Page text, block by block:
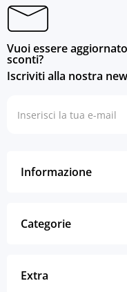
Vuoi essere
sconti?
Iscriviti alla nostra
Informazione
Categorie
Extra